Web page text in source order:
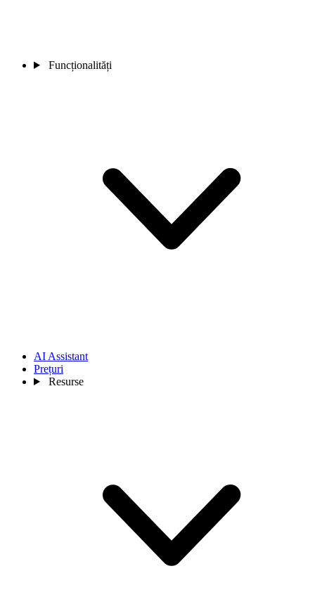
Funcționalități
AI Assistant
Prețuri
Resurse